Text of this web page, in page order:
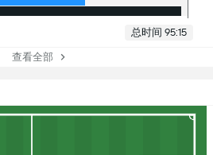
总时间 95:15
查看全部